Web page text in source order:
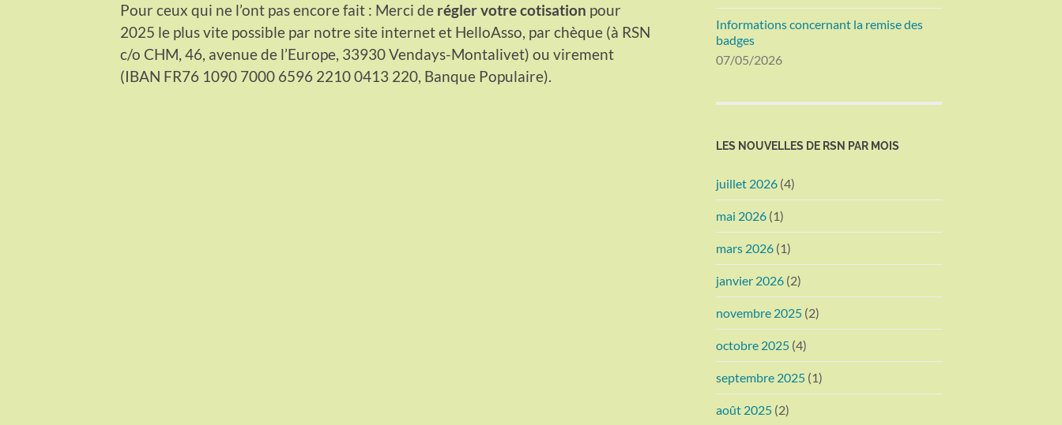
Pour ceux qui ne l’ont pas encore fait : Merci de régler votre cotisation pour
2025 le plus vite possible par notre site internet et HelloAsso, par chèque (à RSN
c/o CHM, 46, avenue de l’Europe, 33930 Vendays-Montalivet) ou virement
(IBAN FR76 1090 7000 6596 2210 0413 220, Banque Populaire).
Informations concernant la remise des
badges
07/05/2026
LES NOUVELLES DE RSN PAR MOIS
juillet 2026 (4)
mai 2026 (1)
mars 2026 (1)
janvier 2026 (2)
novembre 2025 (2)
octobre 2025 (4)
septembre 2025 (1)
août 2025 (2)